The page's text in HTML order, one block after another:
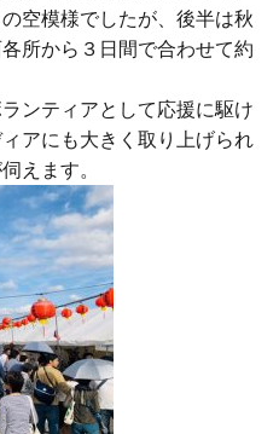
空模様でしたが、後半は秋
所から３日間で合わせて約
ンティアとして応援に駆け
アにも大きく取り上げられ
えます。